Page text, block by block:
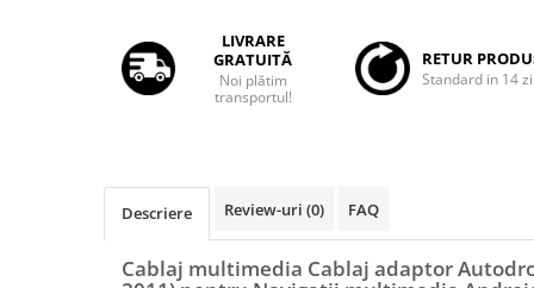
Rame adaptoare Honda
Rame Adaptoare Porsche
Rame adaptoare Citroen
Rame adaptoare Daihatsu
LIVRARE
GRATUITĂ
Noi plătim
transportul!
RETUR
Standard in 14
Descriere Review-uri (0) FAQ
Cablaj multimedia Cablaj adaptor